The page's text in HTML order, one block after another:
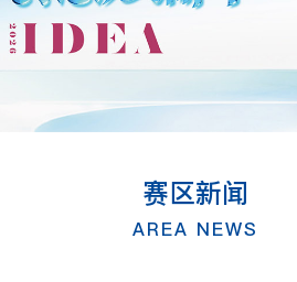
赛区新闻
AREA NEWS